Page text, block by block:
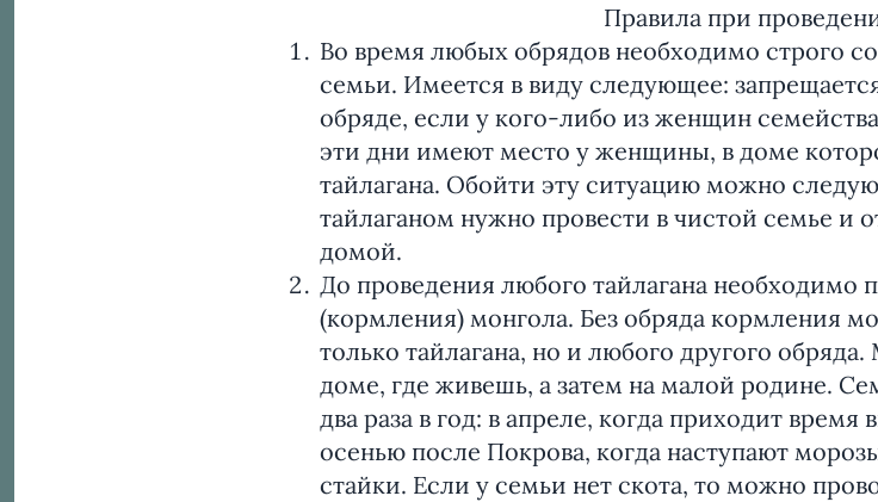
Правила при
Во время любых обрядов необходимо строго
семьи. Имеется в виду следующее:
обряде, если у кого-либо из женщин
эти дни имеют место у женщины, в доме
тайлагана. Обойти эту ситуацию можно
тайлаганом нужно провести в чистой семье и
домой.
До проведения любого тайлагана необходимо
(кормления) монгола. Без обряда кормления
только тайлагана, но и любого другого
доме, где живешь, а затем на малой родине.
два раза в год: в апреле, когда приходит время
осенью после Покрова, когда наступают
стайки. Если у семьи нет скота, то можно